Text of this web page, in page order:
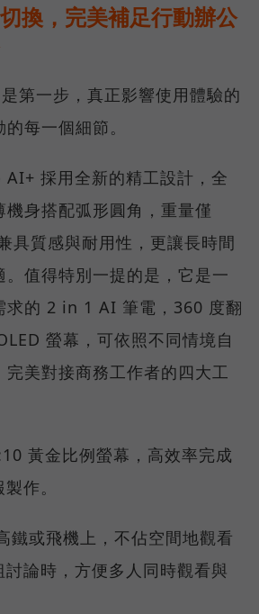
換，完美補足行動辦公
第一步，真正影響使用體驗的
每一個細節。
採用全新的精工設計，全
身搭配弧形圓角，重量僅
具質感與耐用性，更讓長時間
值得特別一提的是，它是一
求的 2 in 1 AI 筆電，360 度翻
螢幕，可依照不同情境自
完美對接商務工作者的四大工
黃金比例螢幕，高效率完成
作。
鐵或飛機上，不佔空間地觀看
討論時，方便多人同時觀看與